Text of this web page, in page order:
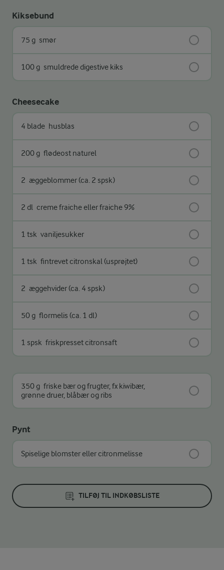
Kiksebund
75 g smør
100 g smuldrede digestive kiks
Cheesecake
4 blade husblas
200 g flødeost naturel
2 æggeblommer (ca. 2 spsk)
2 dl creme fraiche eller fraiche 9%
1 tsk vaniljesukker
1 tsk fintrevet citronskal (usprøjtet)
2 æggehvider (ca. 4 spsk)
50 g flormelis (ca. 1 dl)
1 spsk friskpresset citronsaft
350 g friske bær og frugter, fx kiwibær,
grønne druer, blåbær og ribs
Pynt
Spiselige blomster eller citronmelisse
TILFØJ TIL INDKØBSLISTE